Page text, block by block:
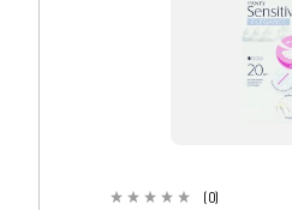
(0)